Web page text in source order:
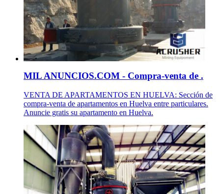
MIL ANUNCIOS.COM - Compra-venta de .
VENTA DE APARTAMENTOS EN HUELVA: Sección de
compra-venta de apartamentos en Huelva entre particulares.
Anuncie gratis su apartamento en Huelva.